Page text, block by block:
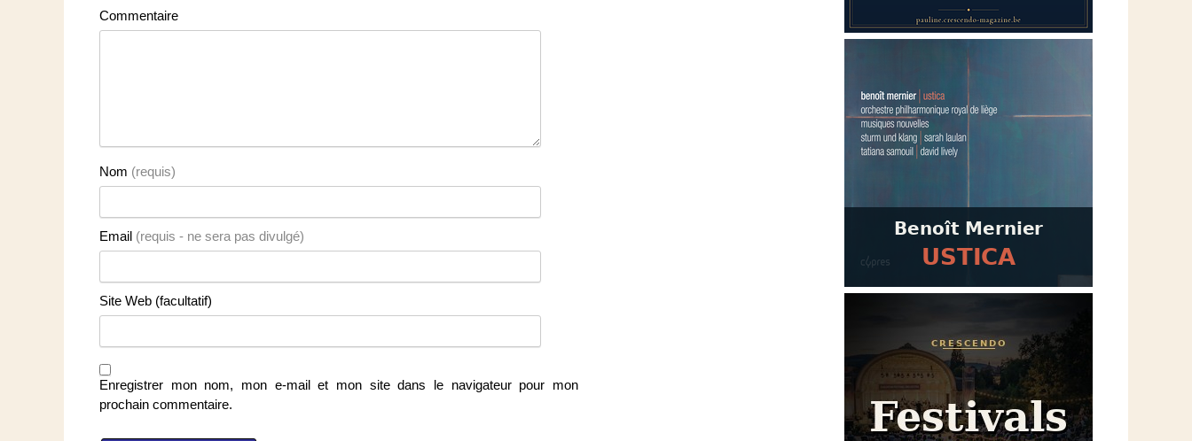
Commentaire
Nom (requis)
Email (requis - ne sera pas divulgé)
Site Web (facultatif)
Enregistrer mon nom, mon e-mail et mon site dans le navigateur pour mon
prochain commentaire.